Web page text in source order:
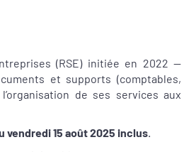
(RSE) initiée en 2022 —
et supports (comptables,
de ses services aux
vendredi 15 août 2025 inclus.